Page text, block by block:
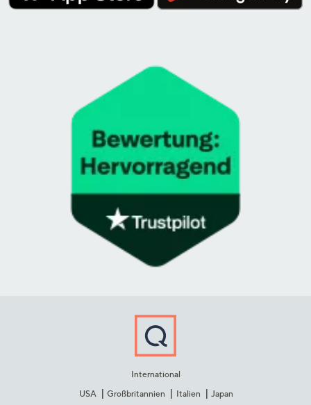
International
USA
Großbritannien Italien Japan